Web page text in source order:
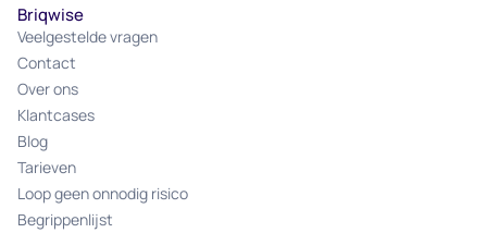
Briqwise
Veelgestelde vragen
Contact
Over ons
Klantcases
Blog
Tarieven
Loop geen onnodig risico
Begrippenlijst